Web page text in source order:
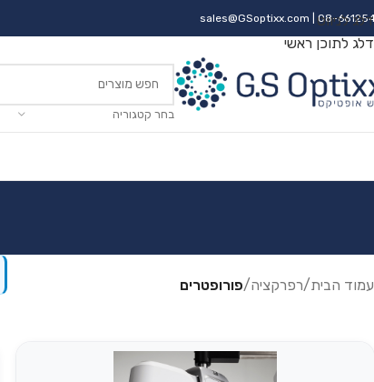
דלג לניווט
דלג לתוכן ראשי
sales@GSoptixx.com | 08-
בחר קטגוריה
עמוד הבית/רפרקציה/פורופטרים